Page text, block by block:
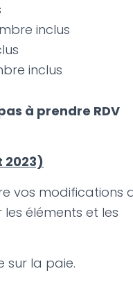
inclus
inclus
à prendre RDV
2023)
vos modifications
éléments et les
sur la paie.